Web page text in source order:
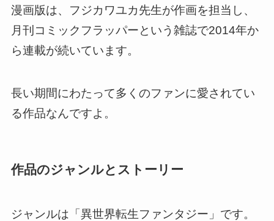
漫画版は、フジカワユカ先生が作画を担当し、
月刊コミックフラッパーという雑誌で2014年か
ら連載が続いています。
長い期間にわたって多くのファンに愛されてい
る作品なんですよ。
作品のジャンルとストーリー
ジャンルは「異世界転生ファンタジー」です。